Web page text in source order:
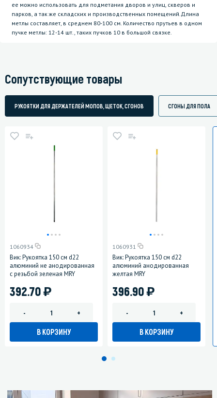
ее можно использовать для подметания дворов и улиц, скверов и
парков, а так же складских и производственных помещений.Длина
метлы составляет, в среднем 80-100 см. Количество прутьев в одном
пучке метлы: 12-14 шт., таких пучков 10 в большой связке.
Сопутствующие товары
РУКОЯТКИ ДЛЯ ДЕРЖАТЕЛЕЙ МОПОВ, ЩЕТОК, СГОНОВ СГОНЫ ДЛЯ ПОЛА
1060934
Вик: Рукоятка 150 см d22
алюминий не анодированная
с резьбой зеленая MRY
392.70)
- +
В КОРЗИНУ
1060931
Вик: Рукоятка 150 см d22
алюминий анодированная
желтая MRY
396.90)
- +
В КОРЗИНУ